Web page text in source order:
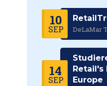
10
SEP DeLaMar
14
SEP
Retail's
Europe